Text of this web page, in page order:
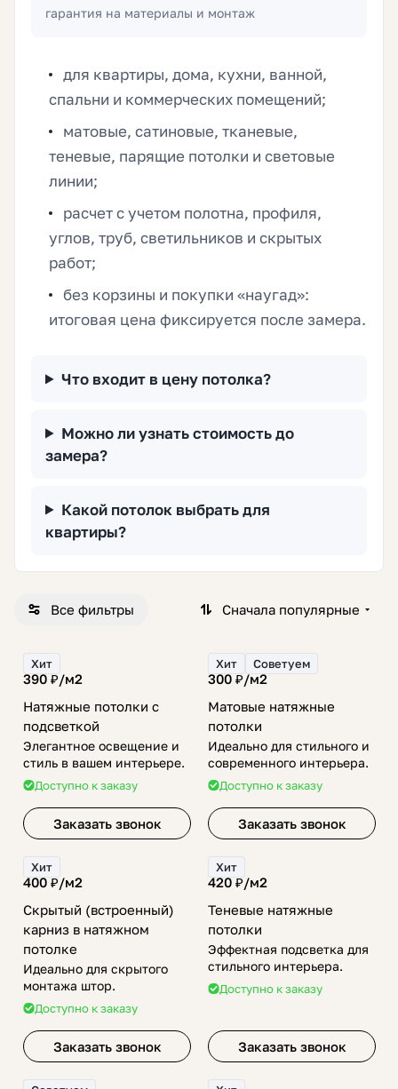
гарантия на материалы и монтаж
для квартиры, дома, кухни, ванной,
спальни и коммерческих помещений;
матовые, сатиновые, тканевые,
теневые, парящие потолки и световые
линии;
расчет с учетом полотна, профиля,
углов, труб, светильников и скрытых
работ;
без корзины и покупки «наугад»:
итоговая цена фиксируется после замера.
Что входит в цену потолка?
Можно ли узнать стоимость до
замера?
Какой потолок выбрать для
квартиры?
Все фильтры Сначала популярные
Хит
390 ₽/м2
Натяжные потолки с
подсветкой
Элегантное освещение и
стиль в вашем интерьере.
Доступно к заказу
Заказать звонок
Хит Советуем
300 ₽/м2
Матовые натяжные
потолки
Идеально для стильного и
современного интерьера.
Доступно к заказу
Заказать звонок
Хит
400 ₽/м2
Скрытый (встроенный)
карниз в натяжном
потолке
Идеально для скрытого
монтажа штор.
Доступно к заказу
Заказать звонок
Хит
420 ₽/м2
Теневые натяжные
потолки
Эффектная подсветка для
стильного интерьера.
Доступно к заказу
Заказать звонок